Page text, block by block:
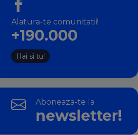
Alatura-te comunitatii!
+190.000
Hai si tu!
Aboneaza-te la
newsletter!